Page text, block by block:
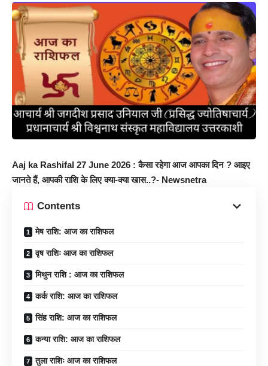
Aaj ka Rashifal 27 June 2026 : कैसा रहेगा आज आपका दिन ? आइए
जानते हैं, आपकी राशि के लिए क्या-क्या खास..?- Newsnetra
Contents
मेष राशि: आज का राशिफल
वृष राशिः आज का राशिफल
मिथुन राशि : आज का राशिफल
कर्क राशि: आज का राशिफल
सिंह राशि: आज का राशिफल
कन्या राशि: आज का राशिफल
तुला राशिः आज का राशिफल